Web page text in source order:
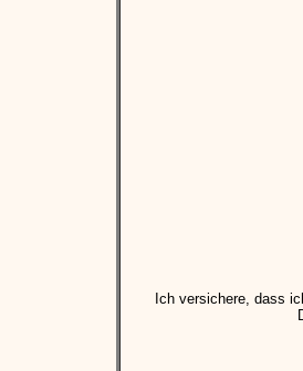
Ich versichere, dass